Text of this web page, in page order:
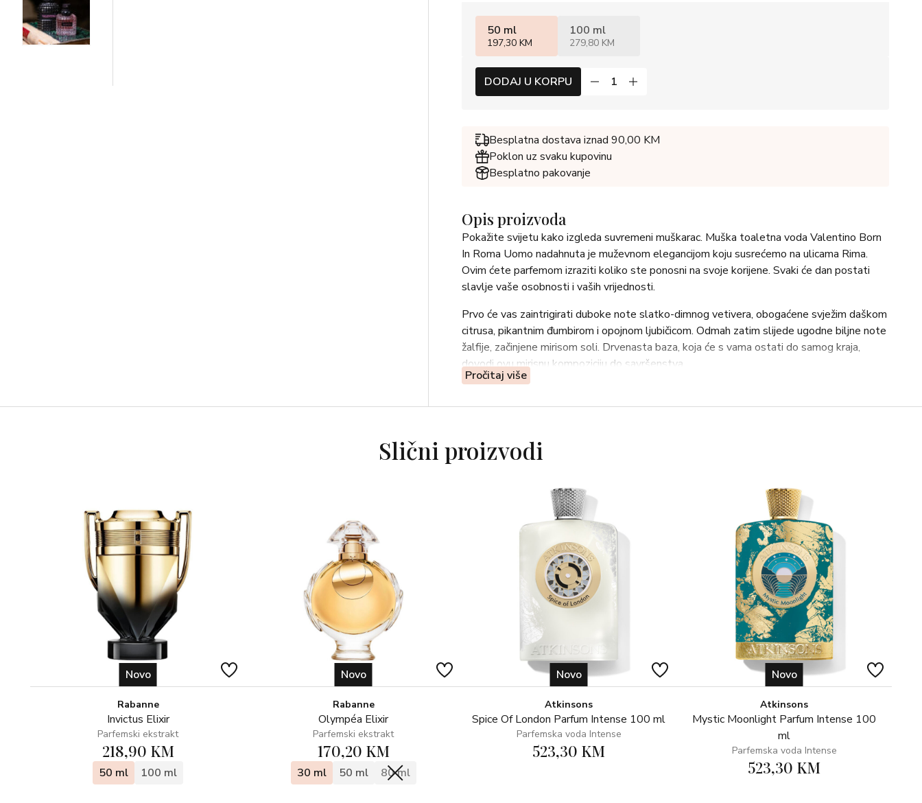
50 ml
197,30 KM
100 ml
279,80 KM
DODAJ U KORPU
Besplatna dostava iznad 90,00 KM
Poklon uz svaku kupovinu
Besplatno pakovanje
Opis proizvoda
Pokažite svijetu kako izgleda suvremeni muškarac. Muška toaletna voda Valentino Born
In Roma Uomo nadahnuta je muževnom elegancijom koju susrećemo na ulicama Rima.
Ovim ćete parfemom izraziti koliko ste ponosni na svoje korijene. Svaki će dan postati
slavlje vaše osobnosti i vaših vrijednosti.
Prvo će vas zaintrigirati duboke note slatko-dimnog vetivera, obogaćene svježim daškom
citrusa, pikantnim đumbirom i opojnom ljubičicom. Odmah zatim slijede ugodne biljne note
žalfije, začinjene mirisom soli. Drvenasta baza, koja će s vama ostati do samog kraja,
dovodi ovu mirisnu kompoziciju do savršenstva.
Pročitaj više
Slični proizvodi
Novo
Rabanne
Invictus Elixir
Parfemski ekstrakt
218,90 KM
50 ml 100 ml
Novo
Rabanne
Olympéa Elixir
Parfemski ekstrakt
170,20 KM
30 ml 50 ml 80 ml
Novo
Atkinsons
Spice Of London Parfum Intense 100 ml
Parfemska voda Intense
523,30 KM
Novo
Atkinsons
Mystic Moonlight Parfum Intense 100
ml
Parfemska voda Intense
523,30 KM